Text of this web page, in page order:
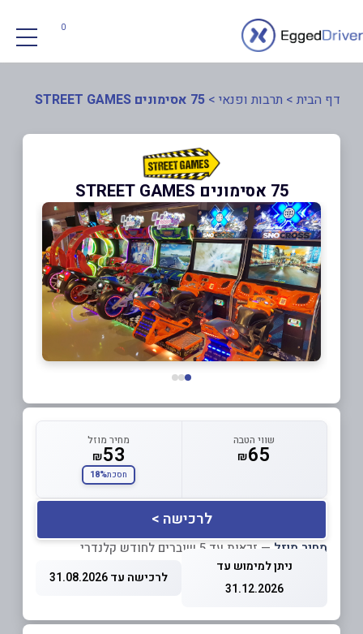
0
דף הבית > תרבות ופנאי > 75 אסימונים STREET GAMES
75 אסימונים STREET GAMES
שווי הטבה
₪65
מחיר מוזל
₪53
חסכת18%
לרכישה >
מחיר מוזל — זכאות עד 5 שוברים לחודש קלנדרי
ניתן למימוש עד
31.12.2026
לרכישה עד 31.08.2026